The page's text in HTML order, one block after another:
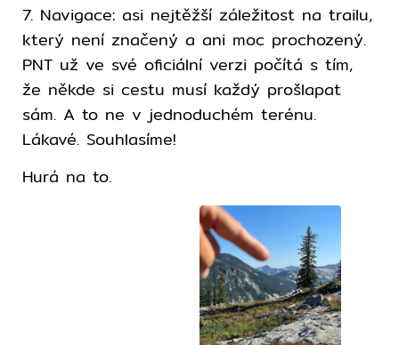
7. Navigace: asi nejtěžší záležitost na trailu,
který není značený a ani moc prochozený.
PNT už ve své oficiální verzi počítá s tím,
že někde si cestu musí každý prošlapat
sám. A to ne v jednoduchém terénu.
Lákavé. Souhlasíme!
Hurá na to.